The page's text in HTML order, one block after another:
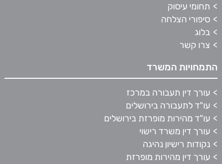
תחומי עיסוק
סיפורי הצלחה
בלוג
צרו קשר
התמחויות המשרד
עורך דין תעבורה במרכז
עו"ד לתעבורה בירושלים
עו"ד מהירות מופרזת בירושלים
עורך דין משרד רישוי
נקודות רישיון נהיגה
עורך דין מהירות מופרזת